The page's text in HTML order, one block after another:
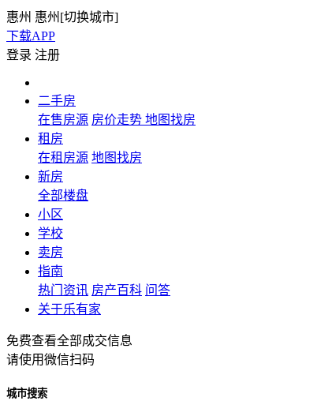
惠州 惠州[切换城市]
下载APP
登录 注册
二手房
在售房源 房价走势 地图找房
租房
在租房源 地图找房
新房
全部楼盘
小区
学校
卖房
指南
热门资讯 房产百科 问答
关于乐有家
免费查看全部成交信息
请使用微信扫码
城市搜索